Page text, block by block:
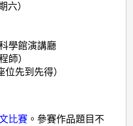
六）
學館演講廳
師）
先到先得）
比賽 。參賽作品題目不